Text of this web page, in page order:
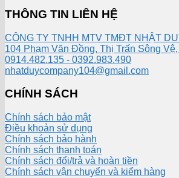
THÔNG TIN LIÊN HỆ
CÔNG TY TNHH MTV TMĐT NHẬT
104 Phạm Văn Đồng, Thị Trấn Sông
0914.482.135 - 0392.983.490
nhatduycompany104@gmail.com
CHÍNH SÁCH
Chính sách bảo mật
Điều khoản sử dụng
Chính sách bảo hành
Chính sách thanh toán
Chính sách đổi/trả và hoàn tiền
Chính sách vận chuyển và kiểm hàng